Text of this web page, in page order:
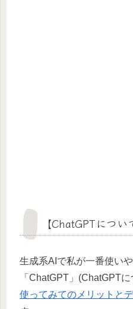
【ChatGPTについ
生成系AIで私が一番使い
「ChatGPT」(ChatGPT
使ってみてのメリットと